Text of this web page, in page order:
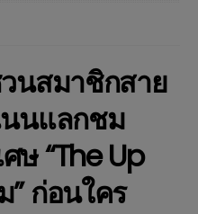
นสมาชิกสาย
นนแลกชม
ษ “The Up
” ก่อนใคร